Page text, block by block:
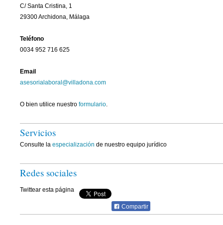
C/ Santa Cristina, 1
29300 Archidona, Málaga
Teléfono
0034 952 716 625
Email
asesorialaboral@villadona.com
O bien utilice nuestro formulario.
Servicios
Consulte la especialización de nuestro equipo jurídico
Redes sociales
Twittear esta página
Compartir